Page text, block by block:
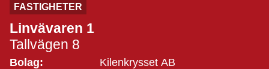
FASTIGHETER
Linvävaren 1
Tallvägen 8
Bolag:
Kilenkrysset AB